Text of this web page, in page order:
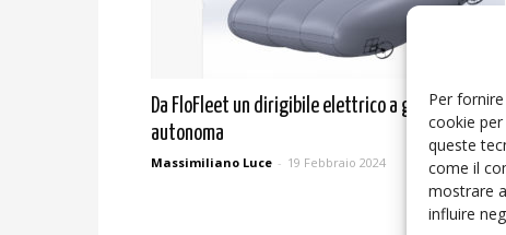
Per
cookie
queste
come il
mostrare
influire
Da FloFleet un dirigibile elettrico a guida
autonoma
Massimiliano Luce - 19 Febbraio 2024